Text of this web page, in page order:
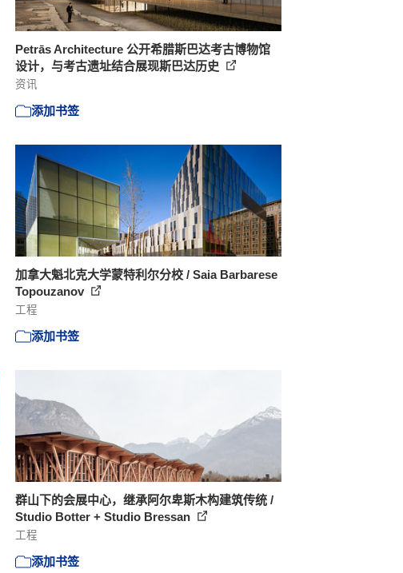
Petrās Architecture 公开希腊斯巴达考古博物馆
设计，与考古遗址结合展现斯巴达历史
资讯
添加书签
加拿大魁北克大学蒙特利尔分校 / Saia Barbarese
Topouzanov
工程
添加书签
群山下的会展中心，继承阿尔卑斯木构建筑传统 /
Studio Botter + Studio Bressan
工程
添加书签